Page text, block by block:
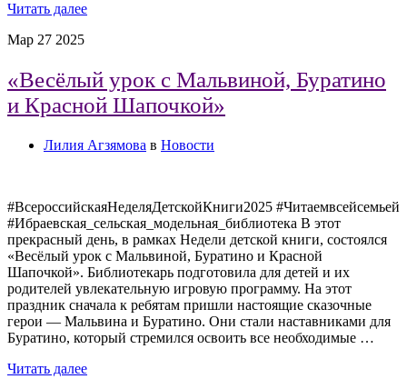
Читать далее
Мар 27 2025
«Весёлый урок с Мальвиной, Буратино
и Красной Шапочкой»
Лилия Агзямова в Новости
#ВсероссийскаяНеделяДетскойКниги2025 #Читаемвсейсемьей
#Ибраевская_сельская_модельная_библиотека В этот
прекрасный день, в рамках Недели детской книги, состоялся
«Весёлый урок с Мальвиной, Буратино и Красной
Шапочкой». Библиотекарь подготовила для детей и их
родителей увлекательную игровую программу. На этот
праздник сначала к ребятам пришли настоящие сказочные
герои — Мальвина и Буратино. Они стали наставниками для
Буратино, который стремился освоить все необходимые …
Читать далее